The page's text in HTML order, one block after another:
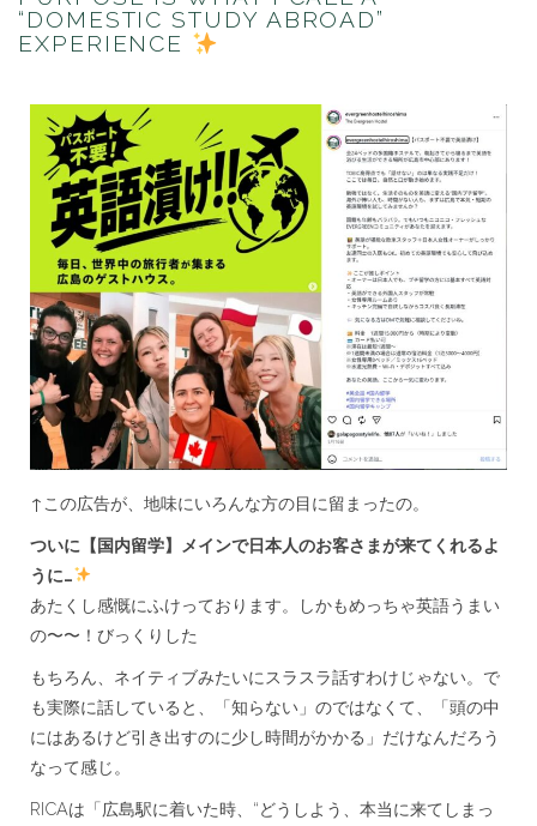
メ
イ
日
本
人
の
お
客
さ
ま
が
来
て
く
れ
る
よ
う
に…
welcoming
guests
whose
main
purpose
is
a
“domestic
study
abroad”
experience
“DOMESTIC STUDY ABROAD”
EXPERIENCE
↑この広告が、地味にいろんな方の目に留まったの。
ついに【国内留学】メインで日本人のお客さまが来てくれるよ
うに…
あたくし感慨にふけっております。しかもめっちゃ英語うまい
の〜〜！びっくりした
もちろん、ネイティブみたいにスラスラ話すわけじゃない。で
も実際に話していると、「知らない」のではなくて、「頭の中
にはあるけど引き出すのに少し時間がかかる」だけなんだろう
なって感じ。
RICAは「広島駅に着いた時、“どうしよう、本当に来てしまっ